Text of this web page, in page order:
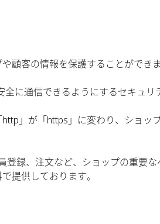
顧客の情報を保護することができま
に通信できるようにするセキュリ
」が「https」に変わり、ショッ
登録、注文など、ショップの重要
提供しております。